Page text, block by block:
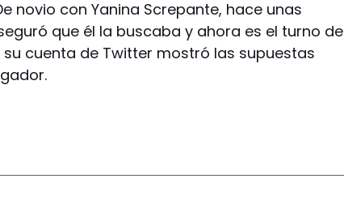
novio con Yanina Screpante, hace unas
que él la buscaba y ahora es el turno de
su cuenta de Twitter mostró las supuestas